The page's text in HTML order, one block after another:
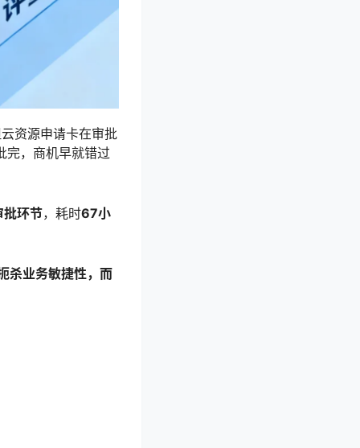
资源申请卡在审批
完，商机早就错过
环节，耗时67小
杀业务敏捷性，而